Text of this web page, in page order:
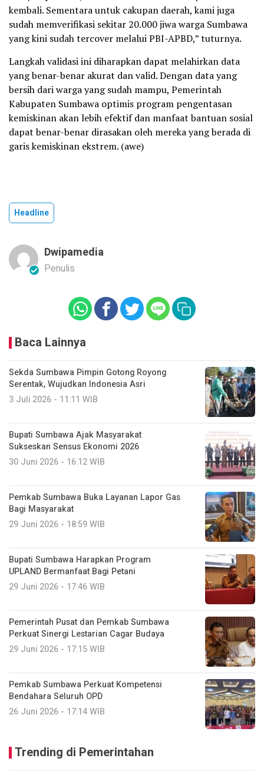
kembali. Sementara untuk cakupan daerah, kami juga
sudah memverifikasi sekitar 20.000 jiwa warga Sumbawa
yang kini sudah tercover melalui PBI-APBD,” tuturnya.
Langkah validasi ini diharapkan dapat melahirkan data
yang benar-benar akurat dan valid. Dengan data yang
bersih dari warga yang sudah mampu, Pemerintah
Kabupaten Sumbawa optimis program pengentasan
kemiskinan akan lebih efektif dan manfaat bantuan sosial
dapat benar-benar dirasakan oleh mereka yang berada di
garis kemiskinan ekstrem. (awe)
Headline
Dwipamedia
Penulis
Baca Lainnya
Sekda Sumbawa Pimpin Gotong Royong
Serentak, Wujudkan Indonesia Asri
3 Juli 2026 - 11:11 WIB
Bupati Sumbawa Ajak Masyarakat
Sukseskan Sensus Ekonomi 2026
30 Juni 2026 - 16:12 WIB
Pemkab Sumbawa Buka Layanan Lapor Gas
Bagi Masyarakat
29 Juni 2026 - 18:59 WIB
Bupati Sumbawa Harapkan Program
UPLAND Bermanfaat Bagi Petani
29 Juni 2026 - 17:46 WIB
Pemerintah Pusat dan Pemkab Sumbawa
Perkuat Sinergi Lestarian Cagar Budaya
29 Juni 2026 - 17:15 WIB
Pemkab Sumbawa Perkuat Kompetensi
Bendahara Seluruh OPD
26 Juni 2026 - 17:14 WIB
Trending di Pemerintahan